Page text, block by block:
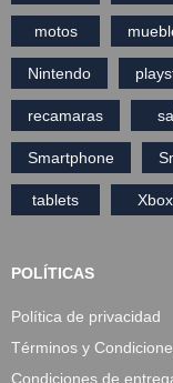
motos
Nintendo
recamaras
Smartphone
tablets Xbox
POLÍTICAS
Política de privacidad
Términos y
Condiciones de